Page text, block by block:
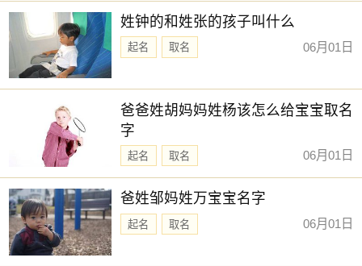
瘦肉是蛋白质的出色来源，同时也提供了关键的维生素和矿
物质。选择瘦肉可以帮助您控制卡路里摄入。以下是全球减
脂最好的十种食物中的第十种：
10. 瘦牛肉：瘦牛肉富含蛋白质、铁和锌，有助于维持肌肉质
量和健康的代谢。
这些全球减脂最好的十种食物提供了多种营养素，有助于实
现健康的减脂目标。在制定饮食计划时，确保包括这些食
物，同时保持适当的卡路里摄入和锻炼，以获得最佳的减脂
效果。
姓钟的和姓张的孩子叫什么
起名 取名 06月01日
爸爸姓胡妈妈姓杨该怎么给宝宝取名
字
起名 取名 06月01日
爸姓邹妈姓万宝宝名字
起名 取名 06月01日